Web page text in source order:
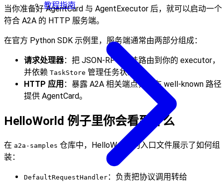
教程指南
当你准备好 AgentCard 与 AgentExecutor 后，就可以启动一个
符合 A2A 的 HTTP 服务端。
在官方 Python SDK 示例里，服务端通常由两部分组成：
请求处理器：把 JSON-RPC 方法路由到你的 executor，
并依赖 TaskStore 管理任务状态；
HTTP 应用 ：暴露 A2A 相关端点，并在 well-known 路径
提供 AgentCard。
HelloWorld 例子里你会看到什么
在 a2a-samples 仓库中，HelloWorld 的入口文件展示了如何组
装：
DefaultRequestHandler ：负责把协议调用转给